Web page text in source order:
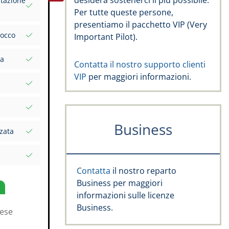
di volo
Per tutte queste persone,
presentiamo il pacchetto VIP (Very
Important Pilot).
Contatta il nostro supporto clienti
VIP per maggiori informazioni.
Business
Contatta il nostro reparto
Business per maggiori
informazioni sulle licenze
Business.